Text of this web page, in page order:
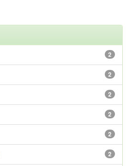
2
2
2
2
2
2